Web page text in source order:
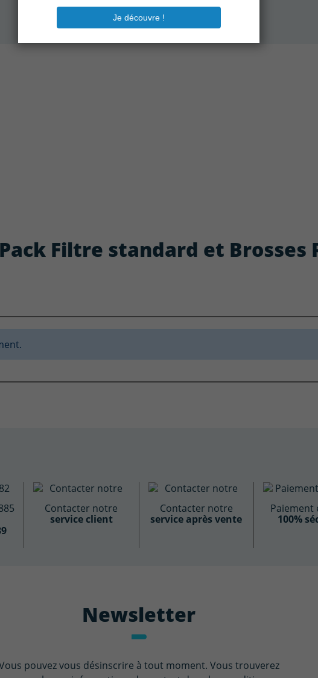
Filtre standard et Brosses
Contacter notre
service client
Contacter notre
service après vente
Paiement
100%
Newsletter
pouvez vous désinscrire à tout moment. Vous trouverez